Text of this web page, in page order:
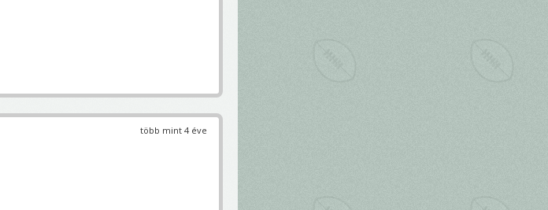
több mint 4 éve